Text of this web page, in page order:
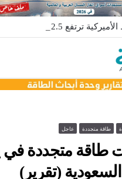
طاقة متجددة عاجل
طاقة متجددة في